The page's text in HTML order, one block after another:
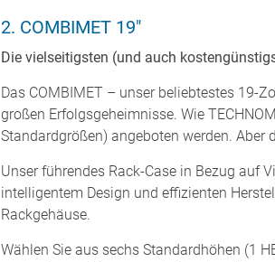
2. COMBIMET 19"
Die vielseitigsten (und auch
Das COMBIMET – unser beliebtestes 19-
großen Erfolgsgeheimnisse. Wie
Standardgrößen) angeboten werden.
Unser führendes Rack-Case in Bezug auf
intelligentem Design und effizienten
Rackgehäuse.
Wählen Sie aus sechs Standardhöhen (1